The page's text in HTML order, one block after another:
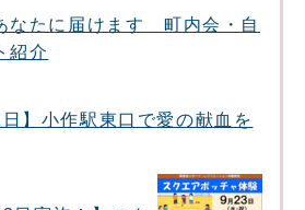
なたに届けます 町内会・自
紹介
日】小作駅東口で愛の献血を